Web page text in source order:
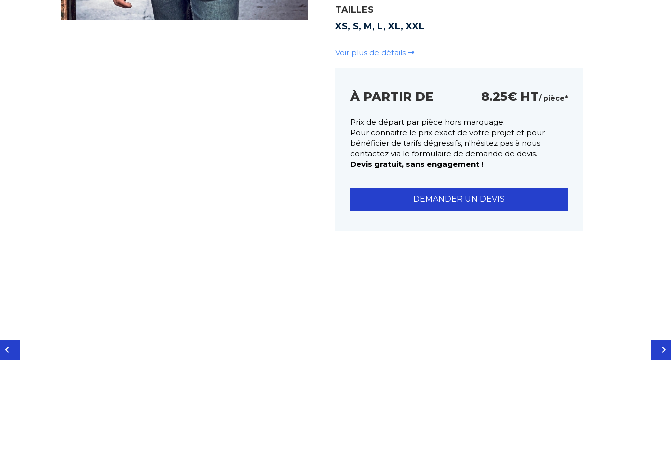
TAILLES
XS, S, M, L, XL, XXL
Voir plus de détails
À PARTIR DE 8.25€ HT/ pièce*
Prix de départ par pièce hors marquage.
Pour connaitre le prix exact de votre projet et pour
bénéficier de tarifs dégressifs, n'hésitez pas à nous
contactez via le formulaire de demande de devis.
Devis gratuit, sans engagement !
DEMANDER UN DEVIS